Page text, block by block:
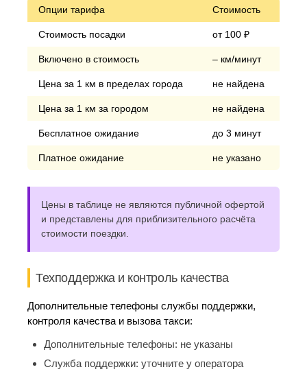
Опции тарифа Стоимость
Стоимость посадки от 100 ₽
Включено в стоимость – км/минут
Цена за 1 км в пределах города не найдена
Цена за 1 км за городом не найдена
Бесплатное ожидание до 3 минут
Платное ожидание не указано
Цены в таблице не являются публичной офертой
и представлены для приблизительного расчёта
стоимости поездки.
Техподдержка и контроль качества
Дополнительные телефоны службы поддержки,
контроля качества и вызова такси:
Дополнительные телефоны: не указаны
Служба поддержки: уточните у оператора